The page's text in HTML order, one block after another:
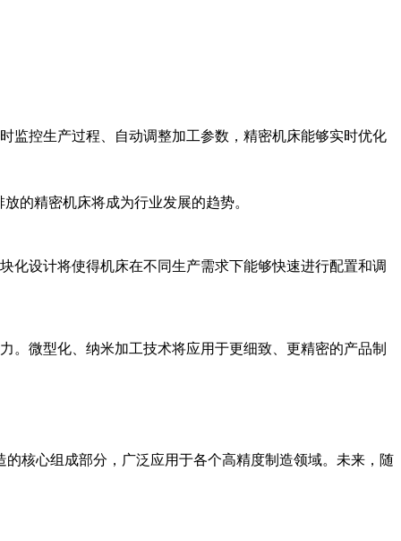
监控生产过程、自动调整加工参数，精密机床能够实时优化
的精密机床将成为行业发展的趋势。
化设计将使得机床在不同生产需求下能够快速进行配置和调
。微型化、纳米加工技术将应用于更细致、更精密的产品制
核心组成部分，广泛应用于各个高精度制造领域。未来，随